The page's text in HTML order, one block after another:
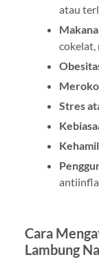
atau
cokelat,
Stres
Cara
Lambung